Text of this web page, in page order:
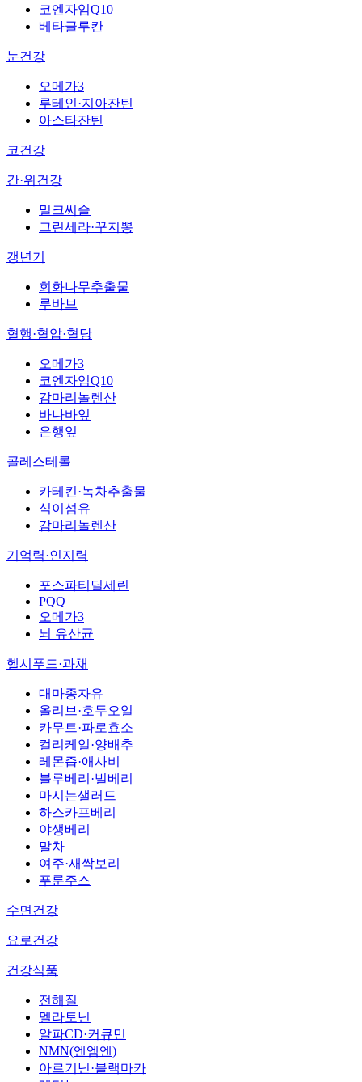
코엔자임Q10
베타글루칸
눈건강
오메가3
루테인·지아잔틴
아스타잔틴
코건강
간·위건강
밀크씨슬
그린세라·꾸지뽕
갱년기
회화나무추출물
루바브
혈행·혈압·혈당
오메가3
코엔자임Q10
감마리놀렌산
바나바잎
은행잎
콜레스테롤
카테킨·녹차추출물
식이섬유
감마리놀렌산
기억력·인지력
포스파티딜세린
PQQ
오메가3
뇌 유산균
헬시푸드·과채
대마종자유
올리브·호두오일
카무트·파로효소
컬리케일·양배추
레몬즙·애사비
블루베리·빌베리
마시는샐러드
하스카프베리
야생베리
말차
여주·새싹보리
푸룬주스
수면건강
요로건강
건강식품
전해질
멜라토닌
알파CD·커큐민
NMN(엔엠엔)
아르기닌·블랙마카